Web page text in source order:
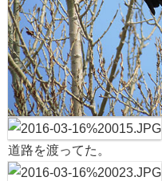
道路を渡ってた。